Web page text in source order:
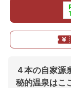
４本の自家源
秘的温泉はこ